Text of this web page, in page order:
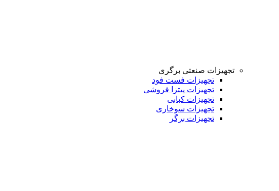
تجهیزات صنعتی برگری
تجهیزات فست فود
تجهیزات پیتزا فروشی
تجهیزات کبابی
تجهیزات سوخاری
تجهیزات برگر